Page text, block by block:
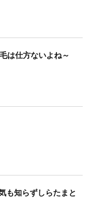
は仕方ないよね～
も知らずしらたまと